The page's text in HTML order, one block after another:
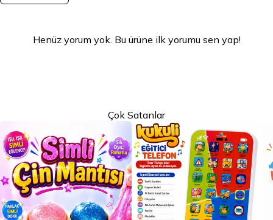
Henüz yorum yok. Bu ürüne ilk yorumu sen yap!
Çok Satanlar